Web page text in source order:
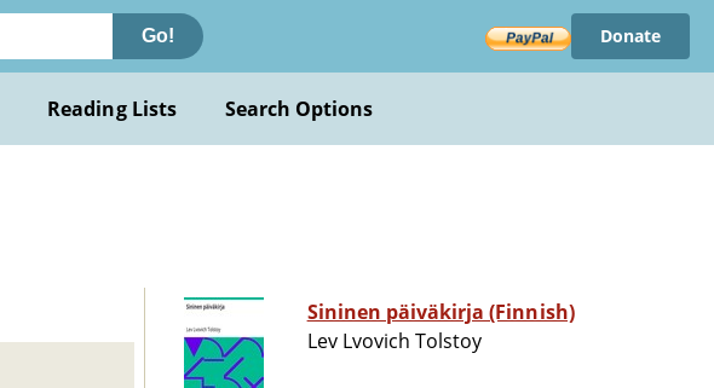
Go! Donate
Reading Lists Search Options
Sininen päiväkirja (Finnish)
Lev Lvovich Tolstoy